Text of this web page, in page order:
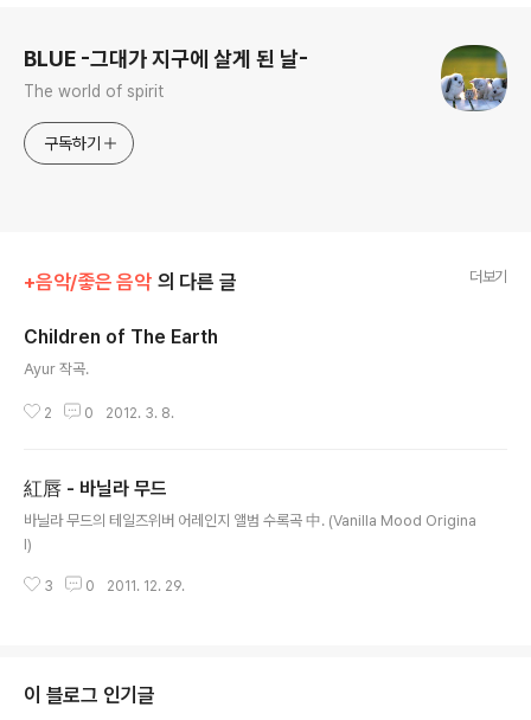
BLUE -그대가 지구에 살게 된 날-
The world of spirit
구독하기
+음악/좋은 음악 의 다른 글 더보기
Children of The Earth
Ayur 작곡.
2 0 2012. 3. 8.
紅唇 - 바닐라 무드
바닐라 무드의 테일즈위버 어레인지 앨범 수록곡 中. (Vanilla Mood Origina
l)
3 0 2011. 12. 29.
이 블로그 인기글